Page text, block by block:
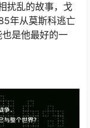
扰乱的故事，戈
年从莫斯科逃亡
是他最好的一